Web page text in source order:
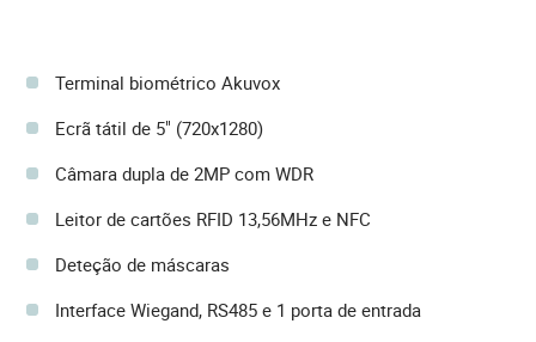
Terminal biométrico Akuvox
Ecrã tátil de 5" (720x1280)
Câmara dupla de 2MP com WDR
Leitor de cartões RFID 13,56MHz e NFC
Deteção de máscaras
Interface Wiegand, RS485 e 1 porta de entrada